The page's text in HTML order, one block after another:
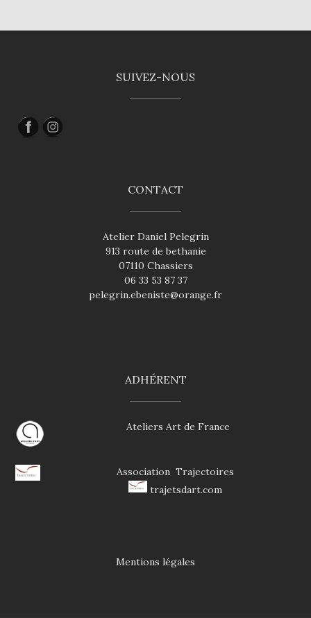
SUIVEZ-NOUS
CONTACT
Atelier Daniel Pelegrin
913 route de bethanie
07110 Chassiers
06 33 53 87 37
pelegrin.ebeniste@orange.fr
ADHÉRENT
Ateliers Art de France
Association Trajectoires
trajetsdart.com
Mentions légales